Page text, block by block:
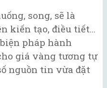
song, sẽ là
kiến tạo, điều tiết…
pháp hành
giá vàng tương tự
nguồn tin vừa đặt